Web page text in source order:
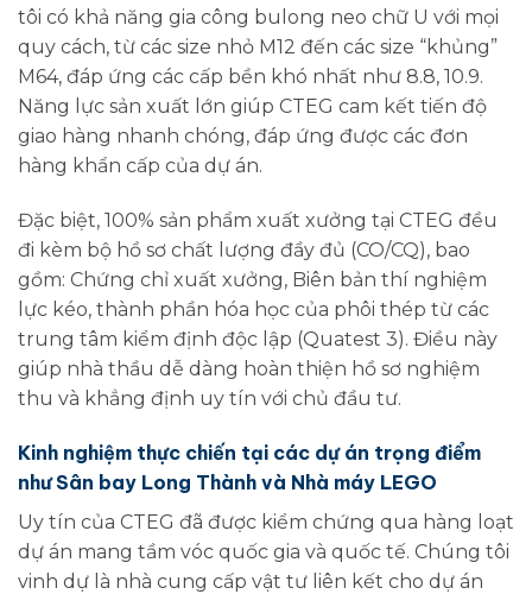
tôi có khả năng gia công bulong neo chữ U với mọi
quy cách, từ các size nhỏ M12 đến các size “khủng”
M64, đáp ứng các cấp bền khó nhất như 8.8, 10.9.
Năng lực sản xuất lớn giúp CTEG cam kết tiến độ
giao hàng nhanh chóng, đáp ứng được các đơn
hàng khẩn cấp của dự án.
Đặc biệt, 100% sản phẩm xuất xưởng tại CTEG đều
đi kèm bộ hồ sơ chất lượng đầy đủ (CO/CQ), bao
gồm: Chứng chỉ xuất xưởng, Biên bản thí nghiệm
lực kéo, thành phần hóa học của phôi thép từ các
trung tâm kiểm định độc lập (Quatest 3). Điều này
giúp nhà thầu dễ dàng hoàn thiện hồ sơ nghiệm
thu và khẳng định uy tín với chủ đầu tư.
Kinh nghiệm thực chiến tại các dự án trọng điểm
như Sân bay Long Thành và Nhà máy LEGO
Uy tín của CTEG đã được kiểm chứng qua hàng loạt
dự án mang tầm vóc quốc gia và quốc tế. Chúng tôi
vinh dự là nhà cung cấp vật tư liên kết cho dự án